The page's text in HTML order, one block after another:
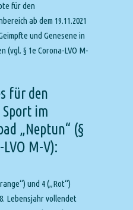
für den
ab dem 19.11.2021
und Genesene in
(vgl. § 1e Corona-LVO M-
für den
im
„Neptun“ (§
M-V):
und 4 („Rot“)
Lebensjahr vollendet